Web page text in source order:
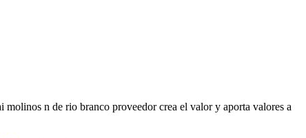
n de rio branco proveedor crea el valor y aporta valores a